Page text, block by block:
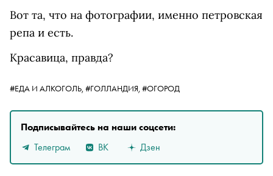
Вот та, что на фотографии, именно петровская
репа и есть.
Красавица, правда?
#ЕДА И АЛКОГОЛЬ, #ГОЛЛАНДИЯ, #ОГОРОД
Подписывайтесь на наши соцсети:
Телеграм
ВК Дзен